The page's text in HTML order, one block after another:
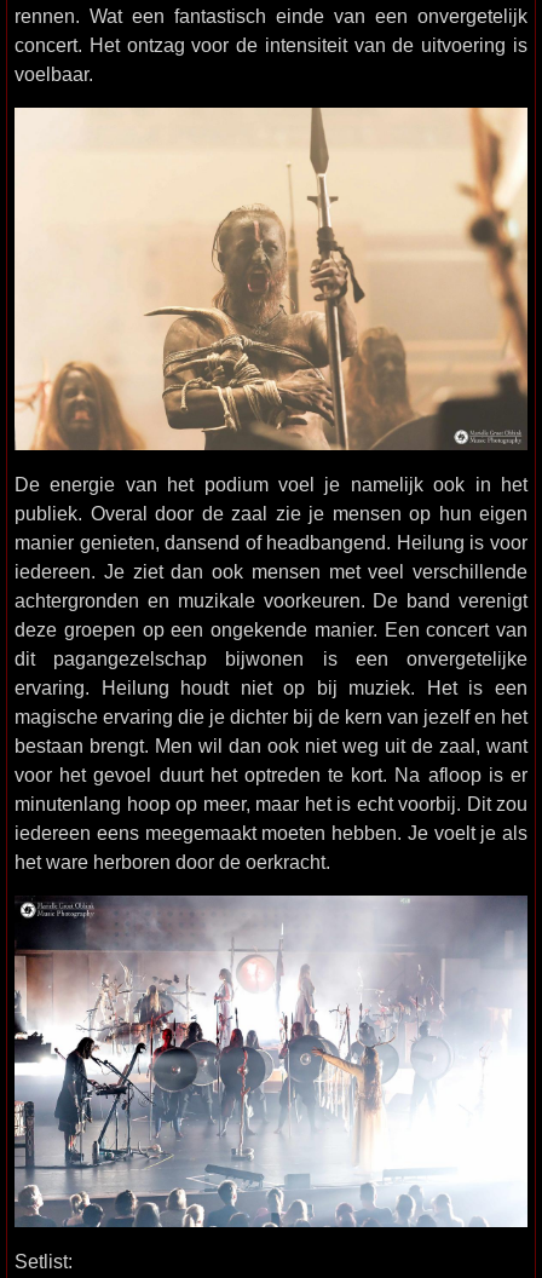
rennen. Wat een fantastisch einde van een onvergetelijk
concert. Het ontzag voor de intensiteit van de uitvoering is
voelbaar.
De energie van het podium voel je namelijk ook in het
publiek. Overal door de zaal zie je mensen op hun eigen
manier genieten, dansend of headbangend. Heilung is voor
iedereen. Je ziet dan ook mensen met veel verschillende
achtergronden en muzikale voorkeuren. De band verenigt
deze groepen op een ongekende manier. Een concert van
dit pagangezelschap bijwonen is een onvergetelijke
ervaring. Heilung houdt niet op bij muziek. Het is een
magische ervaring die je dichter bij de kern van jezelf en het
bestaan brengt. Men wil dan ook niet weg uit de zaal, want
voor het gevoel duurt het optreden te kort. Na afloop is er
minutenlang hoop op meer, maar het is echt voorbij. Dit zou
iedereen eens meegemaakt moeten hebben. Je voelt je als
het ware herboren door de oerkracht.
Setlist: